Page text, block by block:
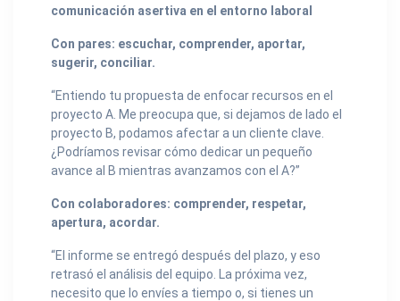
comunicación asertiva en el entorno laboral
Con pares: escuchar, comprender, aportar,
sugerir, conciliar.
“Entiendo tu propuesta de enfocar recursos en el
proyecto A. Me preocupa que, si dejamos de lado el
proyecto B, podamos afectar a un cliente clave.
¿Podríamos revisar cómo dedicar un pequeño
avance al B mientras avanzamos con el A?”
Con colaboradores: comprender, respetar,
apertura, acordar.
“El informe se entregó después del plazo, y eso
retrasó el análisis del equipo. La próxima vez,
necesito que lo envíes a tiempo o, si tienes un